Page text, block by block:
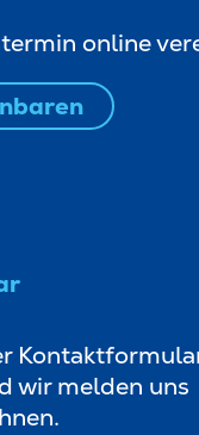
online
wir melden uns